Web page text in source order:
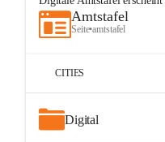
Amtstafel
Seite•amtstafel
CITIES
Digital